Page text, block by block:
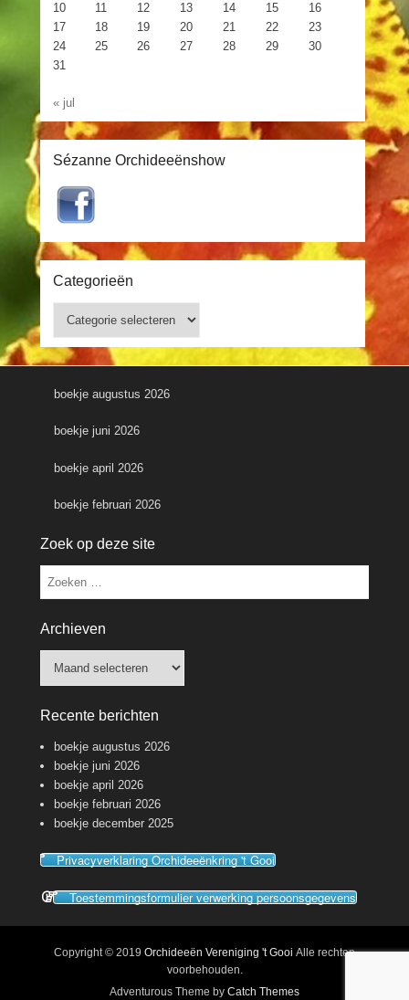
10
11 12 13 14 15
16
17
18 19 20 21 22
23
24
25 26 27 28 29
30
31
« jul
Sézanne Orchideeënshow
Categorieën
boekje augustus 2026
boekje juni 2026
boekje april 2026
boekje februari 2026
Zoek op deze site
Zoeken
Archieven
Recente berichten
boekje augustus 2026
boekje juni 2026
boekje april 2026
boekje februari 2026
boekje december 2025
Privacyverklaring Orchideeënkring 't Gooi
Toestemmingsformulier verwerking persoonsgegevens
Copyright © 2019 Orchideeën Vereniging 't Gooi Alle rechten
voorbehouden.
Adventurous Theme by Catch Themes